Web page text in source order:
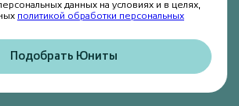
данных на условиях и в целях,
политикой обработки персональных
Подобрать Юниты